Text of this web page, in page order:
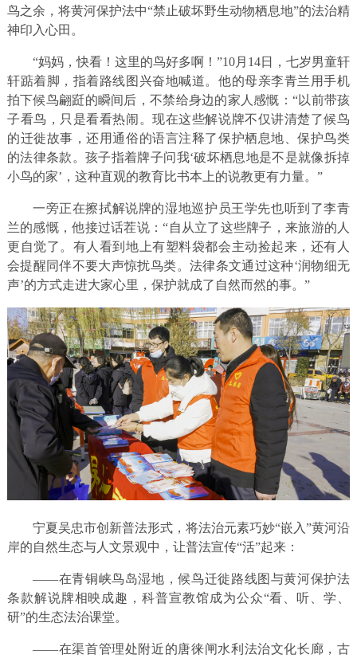
鸟之余，将黄河保护法中“禁止破坏野生动物栖息地”的法治精
神印入心田。
“妈妈，快看！这里的鸟好多啊！”10月14日，七岁男童轩
轩踮着脚，指着路线图兴奋地喊道。他的母亲李青兰用手机
拍下候鸟翩跹的瞬间后，不禁给身边的家人感慨：“以前带孩
子看鸟，只是看看热闹。现在这些解说牌不仅讲清楚了候鸟
的迁徙故事，还用通俗的语言注释了保护栖息地、保护鸟类
的法律条款。孩子指着牌子问我‘破坏栖息地是不是就像拆掉
小鸟的家’，这种直观的教育比书本上的说教更有力量。”
一旁正在擦拭解说牌的湿地巡护员王学先也听到了李青
兰的感慨，他接过话茬说：“自从立了这些牌子，来旅游的人
更自觉了。有人看到地上有塑料袋都会主动捡起来，还有人
会提醒同伴不要大声惊扰鸟类。法律条文通过这种‘润物细无
声’的方式走进大家心里，保护就成了自然而然的事。”
宁夏吴忠市创新普法形式，将法治元素巧妙“嵌入”黄河沿
岸的自然生态与人文景观中，让普法宣传“活”起来：
——在青铜峡鸟岛湿地，候鸟迁徙路线图与黄河保护法
条款解说牌相映成趣，科普宣教馆成为公众“看、听、学、
研”的生态法治课堂。
——在渠首管理处附近的唐徕闸水利法治文化长廊，古